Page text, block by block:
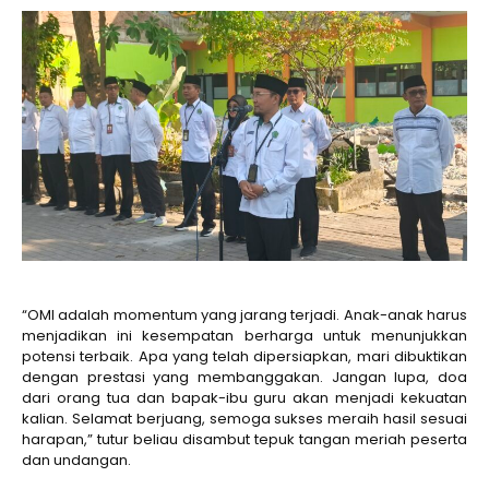
“OMI adalah momentum yang jarang terjadi. Anak-anak harus
menjadikan ini kesempatan berharga untuk menunjukkan
potensi terbaik. Apa yang telah dipersiapkan, mari dibuktikan
dengan prestasi yang membanggakan. Jangan lupa, doa
dari orang tua dan bapak-ibu guru akan menjadi kekuatan
kalian. Selamat berjuang, semoga sukses meraih hasil sesuai
harapan,” tutur beliau disambut tepuk tangan meriah peserta
dan undangan.